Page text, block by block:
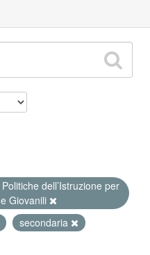
dell’Istruzione per
Giovanili
secondaria